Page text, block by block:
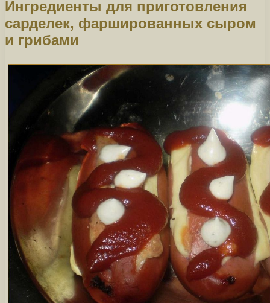
Ингредиенты для приготовления
сарделек, фаршированных сыром
и грибами